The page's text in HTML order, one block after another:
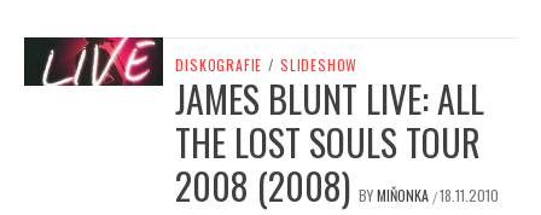
DISKOGRAFIE / SLIDESHOW
JAMES BLUNT LIVE: ALL
THE LOST SOULS TOUR
2008 (2008) BYMIŇONKA /18.11.2010